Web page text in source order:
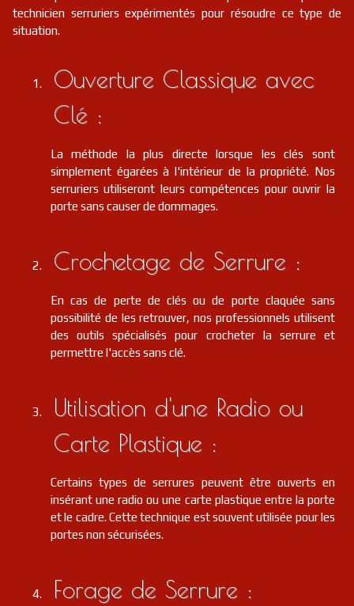
technicien serruriers expérimentés pour résoudre ce type de
situation.
Ouverture Classique avec
Clé :
La méthode la plus directe lorsque les clés sont
simplement égarées à l'intérieur de la propriété. Nos
serruriers utiliseront leurs compétences pour ouvrir la
porte sans causer de dommages.
Crochetage de Serrure :
En cas de perte de clés ou de porte claquée sans
possibilité de les retrouver, nos professionnels utilisent
des outils spécialisés pour crocheter la serrure et
permettre l'accès sans clé.
Utilisation d'une Radio ou
Carte Plastique :
Certains types de serrures peuvent être ouverts en
insérant une radio ou une carte plastique entre la porte
et le cadre. Cette technique est souvent utilisée pour les
portes non sécurisées.
Forage de Serrure :